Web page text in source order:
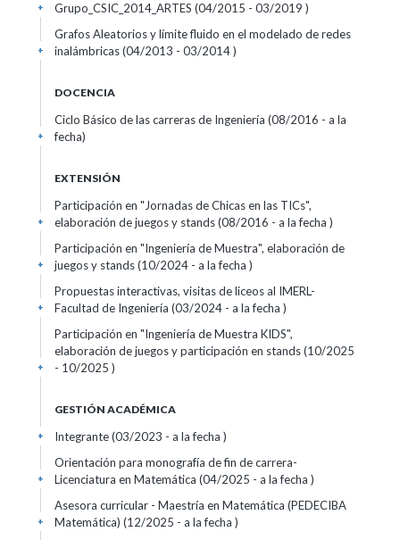
Grupo_CSIC_2014_ARTES (04/2015 - 03/2019 )
+
Grafos Aleatorios y límite fluido en el modelado de redes
inalámbricas (04/2013 - 03/2014 )
+
DOCENCIA
Ciclo Básico de las carreras de Ingeniería (08/2016 - a la
fecha)
+
EXTENSIÓN
Participación en "Jornadas de Chicas en las TICs",
elaboración de juegos y stands (08/2016 - a la fecha )
+
Participación en "Ingeniería de Muestra", elaboración de
juegos y stands (10/2024 - a la fecha )
+
Propuestas interactivas, visitas de liceos al IMERL-
Facultad de Ingeniería (03/2024 - a la fecha )
+
Participación en "Ingeniería de Muestra KIDS",
elaboración de juegos y participación en stands (10/2025
- 10/2025 )
+
GESTIÓN ACADÉMICA
Integrante (03/2023 - a la fecha )
+
Orientación para monografía de fin de carrera-
Licenciatura en Matemática (04/2025 - a la fecha )
+
Asesora curricular - Maestría en Matemática (PEDECIBA
Matemática) (12/2025 - a la fecha )
+